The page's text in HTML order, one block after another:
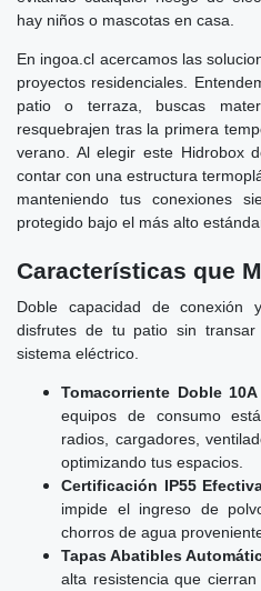
hay niños o mascotas en casa.
En ingoa.cl acercamos las
proyectos residenciales.
patio o terraza, buscas
resquebrajen tras la primera
verano. Al elegir este Hidrobox
contar con una estructura
manteniendo tus conexiones
protegido bajo el más alto
Características que
Doble capacidad de conexión
disfrutes de tu patio sin
sistema eléctrico.
Tomacorriente Doble 10A
equipos de consumo
radios, cargadores,
optimizando tus espacios.
Certificación IP55
impide el ingreso de
chorros de agua
Tapas Abatibles
alta resistencia que